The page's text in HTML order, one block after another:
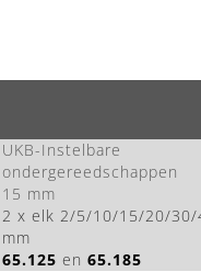
UKB-Instelbare
ondergereedschappen
15 mm
2 x elk 2/5/10/15/20/
mm
65.125 en 65.185